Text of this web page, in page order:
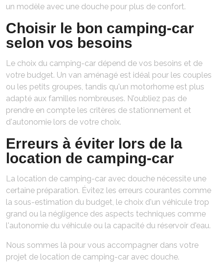
un modèle avec une douche pour plus de confort.
Choisir le bon camping-car
selon vos besoins
Le choix du camping-car dépend de vos besoins et de
votre budget. Un van aménagé est idéal pour les couples
ou les petits groupes, tandis qu'un motorhome est plus
adapté aux familles nombreuses. N'oubliez pas de
prendre en compte les critères de stationnement et
d'autonomie lors de votre choix.
Erreurs à éviter lors de la
location de camping-car
La location de camping-car avec douche nécessite une
certaine préparation. Évitez les erreurs courantes comme
la sous-estimation du budget, le choix d'un véhicule trop
grand ou la négligence des aspects techniques comme
l'autonomie du véhicule ou la capacité du réservoir d'eau.
Nous sommes là pour vous accompagner dans votre
projet de location de camping-car avec douche.